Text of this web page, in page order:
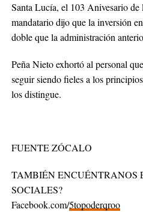
Santa Lucía, el 103 Anivesario
mandatario dijo que la inversión
doble que la administración
Peña Nieto exhortó al personal
seguir siendo fieles a los
los distingue.
FUENTE ZÓCALO
TAMBIÉN ENCUÉNTRANOS
SOCIALES?
Facebook.com/5topoderqroo